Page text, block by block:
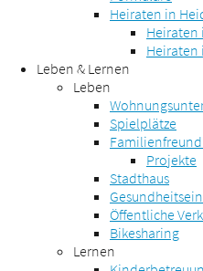
Heiraten in
Heiraten
Heiraten
Leben & Lernen
Leben
Spielplätze
Projekte
Stadthaus
Öffentliche
Bikesharing
Lernen